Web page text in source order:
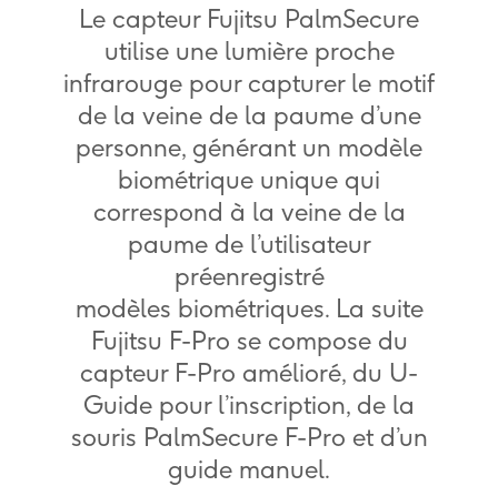
Le capteur Fujitsu PalmSecure
utilise une lumière proche
infrarouge pour capturer le motif
de la veine de la paume d’une
personne, générant un modèle
biométrique unique qui
correspond à la veine de la
paume de l’utilisateur
préenregistré
modèles biométriques. La suite
Fujitsu F-Pro se compose du
capteur F-Pro amélioré, du U-
Guide pour l’inscription, de la
souris PalmSecure F-Pro et d’un
guide manuel.